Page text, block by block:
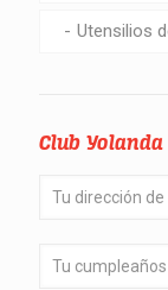
Utensilios
Club Yolanda